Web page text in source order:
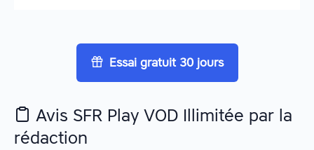
Essai gratuit 30 jours
Avis SFR Play VOD Illimitée par la
rédaction